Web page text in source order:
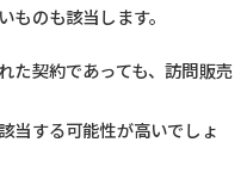
のも該当します。
た契約であっても、訪問販売
当する可能性が高いでしょ